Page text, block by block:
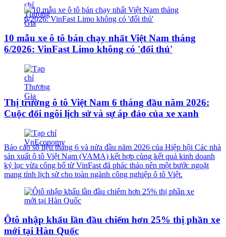
10 mẫu xe ô tô bán chạy nhất Việt Nam tháng
6/2026: VinFast Limo không có 'đối thủ'
Thị trường ô tô Việt Nam 6 tháng đầu năm 2026:
Cuộc đổi ngôi lịch sử và sự áp đảo của xe xanh
Báo cáo số liệu tháng 6 và nửa đầu năm 2026 của Hiệp hội Các nhà
sản xuất ô tô Việt Nam (VAMA) kết hợp cùng kết quả kinh doanh
kỷ lục vừa công bố từ VinFast đã phác thảo nên một bước ngoặt
mang tính lịch sử cho toàn ngành công nghiệp ô tô Việt.
Ôtô nhập khẩu lần đầu chiếm hơn 25% thị phần xe
mới tại Hàn Quốc